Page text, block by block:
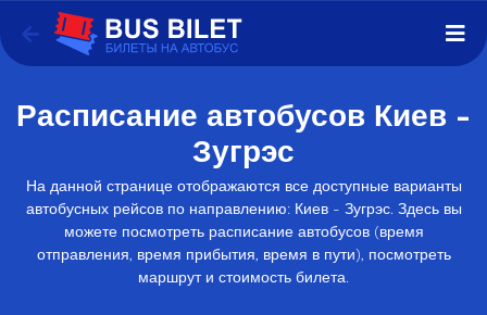
Расписание автобусов Киев -
Зугрэс
На данной странице отображаются все доступные варианты
автобусных рейсов по направлению: Киев - Зугрэс. Здесь вы
можете посмотреть расписание автобусов (время
отправления, время прибытия, время в пути), посмотреть
маршрут и стоимость билета.